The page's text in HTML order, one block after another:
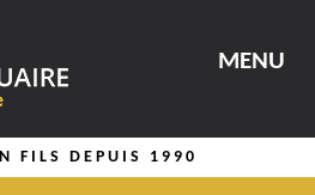
MENU
FILS DEPUIS 1990